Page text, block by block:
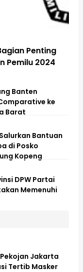
Penting
Pemilu 2024
Banten
ke
Barat
Bantuan
di Posko
Kopeng
DPW Partai
Memenuhi
Jakarta
Tertib Masker